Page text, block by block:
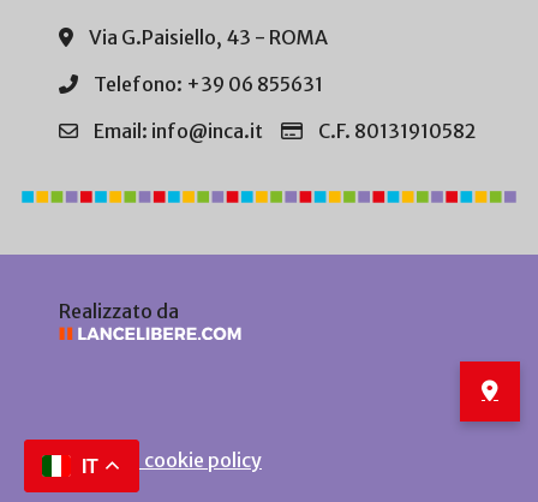
Via G.Paisiello, 43 - ROMA
Telefono: +39 06 855631
Email: info@inca.it
C.F. 80131910582
Realizzato da
Privacy e cookie policy
IT